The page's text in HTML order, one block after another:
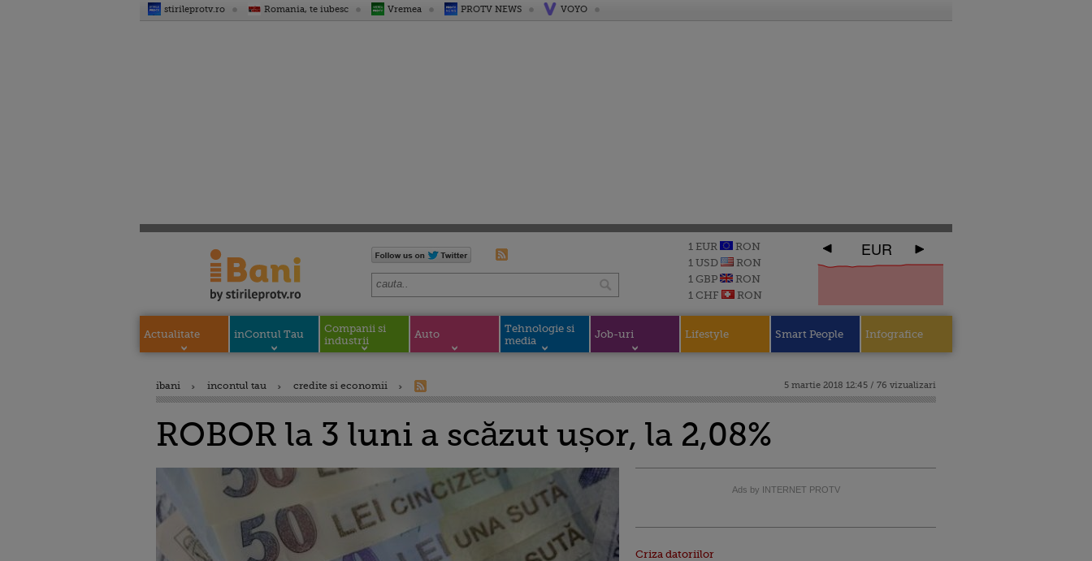
stirileprotv.ro Romania, te iubesc Vremea PROTV NEWS VOYO
1 EUR
RON
1 USD
RON
1 GBP
RON
1 CHF
RON
EUR
Actualitate inContul Tau
Companii si
industrii
Auto
Tehnologie si
media
Job-uri Lifestyle Smart People Infografice
ibani incontul tau credite si economii 5 martie 2018 12:45 / 76 vizualizari
ROBOR la 3 luni a scăzut ușor, la 2,08%
Ads by INTERNET PROTV
Criza datoriilor